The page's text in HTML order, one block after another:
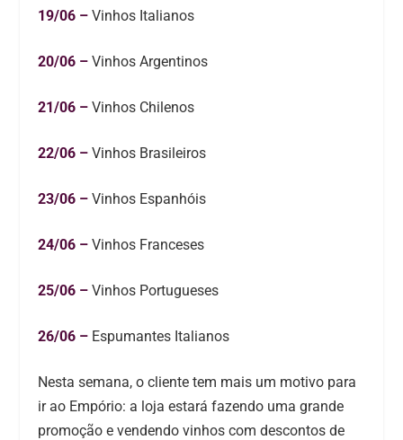
19/06 – Vinhos Italianos
20/06 – Vinhos Argentinos
21/06 – Vinhos Chilenos
22/06 – Vinhos Brasileiros
23/06 – Vinhos Espanhóis
24/06 – Vinhos Franceses
25/06 – Vinhos Portugueses
26/06 – Espumantes Italianos
Nesta semana, o cliente tem mais um motivo para
ir ao Empório: a loja estará fazendo uma grande
promoção e vendendo vinhos com descontos de